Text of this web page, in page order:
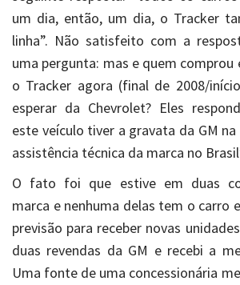
um dia, então, um dia, o Tracker
linha”. Não satisfeito com a
uma pergunta: mas e quem comprou
o Tracker agora (final de 2008/
esperar da Chevrolet? Eles
este veículo tiver a gravata da GM
assistência técnica da marca no
O fato foi que estive em duas
marca e nenhuma delas tem o carro
previsão para receber novas
duas revendas da GM e recebi a
Uma fonte de uma concessionária